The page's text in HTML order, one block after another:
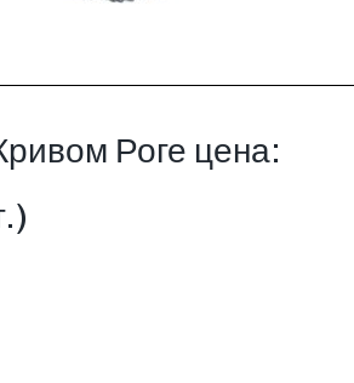
Роге цена: